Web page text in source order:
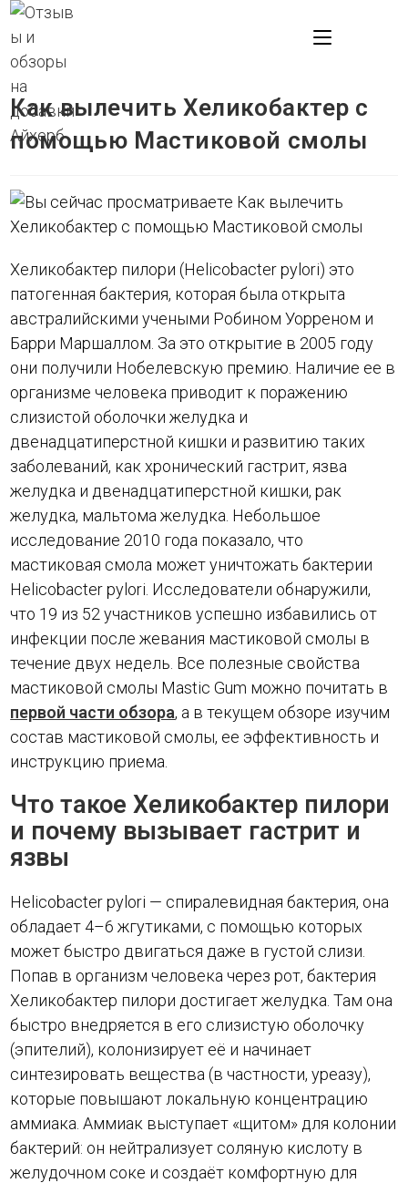
Перейти
содержимому
Как вылечить Хеликобактер с
помощью Мастиковой смолы
Хеликобактер пилори (Helicobacter pylori) это
патогенная бактерия, которая была открыта
австралийскими учеными Робином Уорреном и
Барри Маршаллом. За это открытие в 2005 году
они получили Нобелевскую премию. Наличие ее в
организме человека приводит к поражению
слизистой оболочки желудка и
двенадцатиперстной кишки и развитию таких
заболеваний, как хронический гастрит, язва
желудка и двенадцатиперстной кишки, рак
желудка, мальтома желудка. Небольшое
исследование 2010 года показало, что
мастиковая смола может уничтожать бактерии
Helicobacter pylori. Исследователи обнаружили,
что 19 из 52 участников успешно избавились от
инфекции после жевания мастиковой смолы в
течение двух недель. Все полезные свойства
мастиковой смолы Mastic Gum можно почитать в
первой части обзора, а в текущем обзоре изучим
состав мастиковой смолы, ее эффективность и
инструкцию приема.
Что такое Хеликобактер пилори
и почему вызывает гастрит и
язвы
Helicobacter pylori — спиралевидная бактерия, она
обладает 4–6 жгутиками, с помощью которых
может быстро двигаться даже в густой слизи.
Попав в организм человека через рот, бактерия
Хеликобактер пилори достигает желудка. Там она
быстро внедряется в его слизистую оболочку
(эпителий), колонизирует её и начинает
синтезировать вещества (в частности, уреазу),
которые повышают локальную концентрацию
аммиака. Аммиак выступает «щитом» для колонии
бактерий: он нейтрализует соляную кислоту в
желудочном соке и создаёт комфортную для